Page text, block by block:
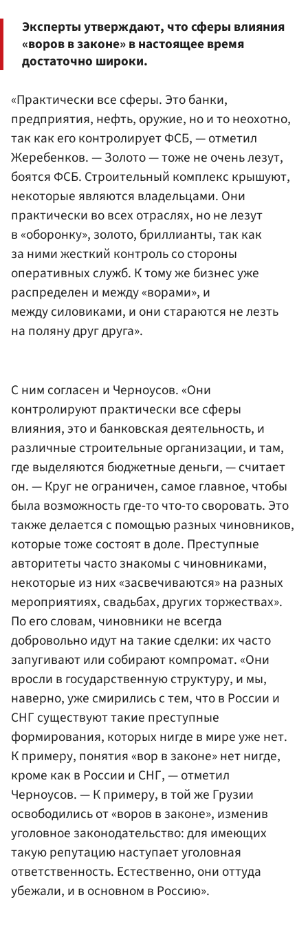
Эксперты утверждают, что сферы влияния
«воров в законе» в настоящее время
достаточно широки.
«Практически все сферы. Это банки,
предприятия, нефть, оружие, но и то неохотно,
так как его контролирует ФСБ, — отметил
Жеребенков. — Золото — тоже не очень лезут,
боятся ФСБ. Строительный комплекс крышуют,
некоторые являются владельцами. Они
практически во всех отраслях, но не лезут
в «оборонку», золото, бриллианты, так как
за ними жесткий контроль со стороны
оперативных служб. К тому же бизнес уже
распределен и между «ворами», и
между силовиками, и они стараются не лезть
на поляну друг друга».
С ним согласен и Черноусов. «Они
контролируют практически все сферы
влияния, это и банковская деятельность, и
различные строительные организации, и там,
где выделяются бюджетные деньги, — считает
он. — Круг не ограничен, самое главное, чтобы
была возможность где-то что-то своровать. Это
также делается с помощью разных чиновников,
которые тоже состоят в доле. Преступные
авторитеты часто знакомы с чиновниками,
некоторые из них «засвечиваются» на разных
мероприятиях, свадьбах, других торжествах».
По его словам, чиновники не всегда
добровольно идут на такие сделки: их часто
запугивают или собирают компромат. «Они
вросли в государственную структуру, и мы,
наверно, уже смирились с тем, что в России и
СНГ существуют такие преступные
формирования, которых нигде в мире уже нет.
К примеру, понятия «вор в законе» нет нигде,
кроме как в России и СНГ, — отметил
Черноусов. — К примеру, в той же Грузии
освободились от «воров в законе», изменив
уголовное законодательство: для имеющих
такую репутацию наступает уголовная
ответственность. Естественно, они оттуда
убежали, и в основном в Россию».